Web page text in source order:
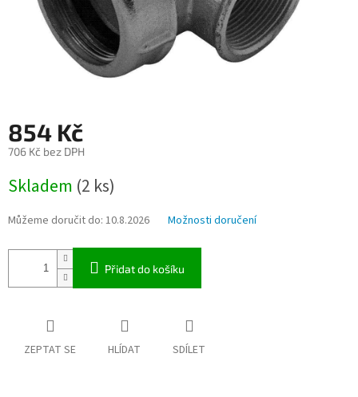
854 Kč
706 Kč bez DPH
cena:
Skladem (2 ks)
Můžeme doručit do: 10.8.2026 Možnosti doručení
Přidat do košíku
ZEPTAT SE HLÍDAT SDÍLET